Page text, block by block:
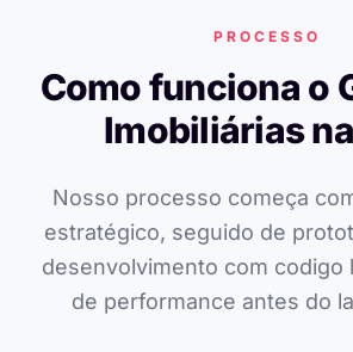
PROCESSO
Como funciona o
Imobiliárias
Nosso processo começa
estratégico, seguido de
desenvolvimento com codigo
de performance antes do